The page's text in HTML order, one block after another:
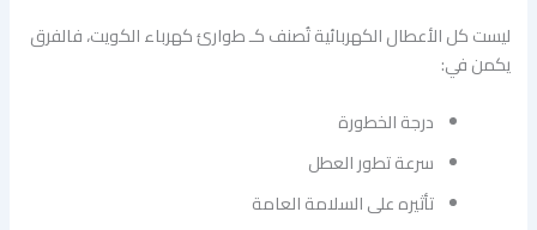
ليست كل الأعطال الكهربائية تُصنف كـ طوارئ كهرباء الكويت، فالفرق
يكمن في:
درجة الخطورة
سرعة تطور العطل
تأثيره على السلامة العامة